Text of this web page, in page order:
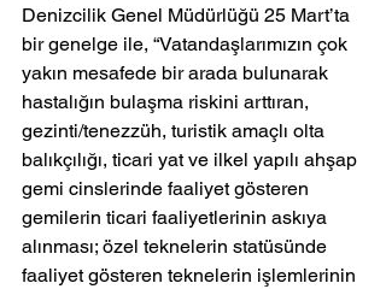
Denizcilik Genel Müdürlüğü 25 Mart’ta
bir genelge ile, “Vatandaşlarımızın çok
yakın mesafede bir arada bulunarak
hastalığın bulaşma riskini arttıran,
gezinti/tenezzüh, turistik amaçlı olta
balıkçılığı, ticari yat ve ilkel yapılı ahşap
gemi cinslerinde faaliyet gösteren
gemilerin ticari faaliyetlerinin askıya
alınması; özel teknelerin statüsünde
faaliyet gösteren teknelerin işlemlerinin